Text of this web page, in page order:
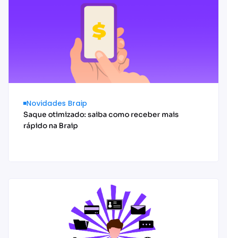
Novidades Braip
Saque otimizado: saiba como receber mais
rápido na Braip